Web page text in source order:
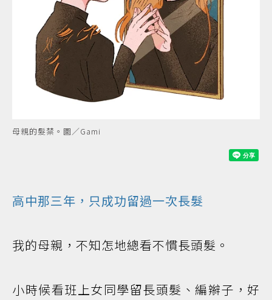
母親的髮禁。圖／Gami
高中那三年，只成功留過一次長髮
我的母親，不知怎地總看不慣長頭髮。
小時候看班上女同學留長頭髮、編辮子，好